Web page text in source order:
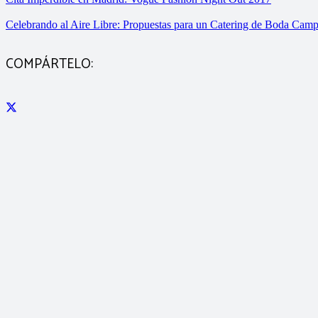
Celebrando al Aire Libre: Propuestas para un Catering de Boda
COMPÁRTELO: